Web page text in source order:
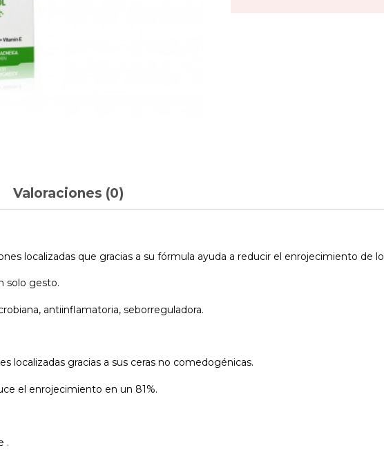
Valoraciones (0)
localizadas que gracias a su fórmula ayuda a reducir el enrojecimiento de
solo gesto.
antiinflamatoria, seborreguladora.
localizadas gracias a sus ceras no comedogénicas.
el enrojecimiento en un 81%.
.